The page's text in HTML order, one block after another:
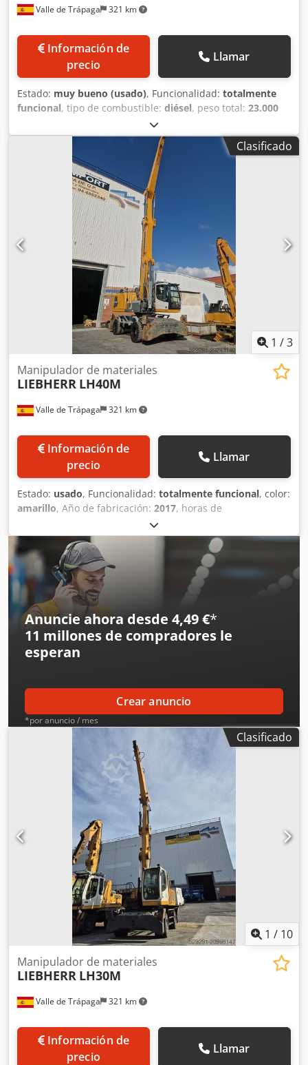
Valle de Trápaga 321 km
Información de
precio
Llamar
Estado: muy bueno (usado), Funcionalidad: totalmente
funcional, tipo de combustible: diésel, peso total: 23.000
, horas de funcionamiento:
9.563 h, LIEBHERR LH22M. AÑO: 2019.HORAS: 9563.
CABINA HIDRAULICA. CUATRO GATOS. RUEDAS MACIZAS.
PLUMA INDUSTRIAL 5 METROS. BALANCIN INDUSTRIAL 4
METROS CON BOTELLA PARA IMPLEMENTOS. CON PINZA
PARA ESCOLLERA. CERTIFICADO CE. EXCELENTE ESTADO
Dodpfx Amjyh N Tforock
Clasificado
1 /3
Valle de Trápaga 321 km
Manipulador de materiales
LIEBHERR LH40M
Información de
precio
Llamar
Estado: usado, Funcionalidad: totalmente funcional, color:
amarillo, Año de fabricación: 2017, horas de
, LIEBHERR LH40M. AÑO:201.
HORAS: 13450. CUATRO GATOS. RUEDAS MACIZAS. CABINA
HIDRAULICA. PLUMA INDUSTRIAL 9.10 M. BALANCIN
INDUSTRIAL 7.50 M. CERTIFICADO CE. MUY BUEN ESTADO
Dcedpfxjxl E Afj Amrek
Anuncie ahora desde 4,49 €*
11 millones de compradores le
esperan
Crear anuncio
*por anuncio / mes
Clasificado
1 / 10
Valle de Trápaga 321 km
Manipulador de materiales
LIEBHERR LH30M
Información de
precio
Llamar